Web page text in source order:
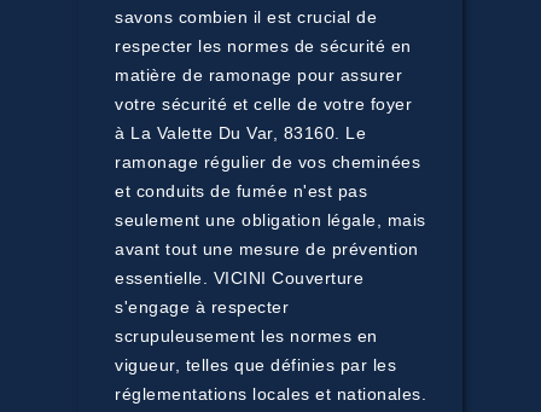
savons combien il est crucial de
respecter les normes de sécurité en
matière de ramonage pour assurer
votre sécurité et celle de votre foyer
à La Valette Du Var, 83160. Le
ramonage régulier de vos cheminées
et conduits de fumée n'est pas
seulement une obligation légale, mais
avant tout une mesure de prévention
essentielle. VICINI Couverture
s'engage à respecter
scrupuleusement les normes en
vigueur, telles que définies par les
réglementations locales et nationales.